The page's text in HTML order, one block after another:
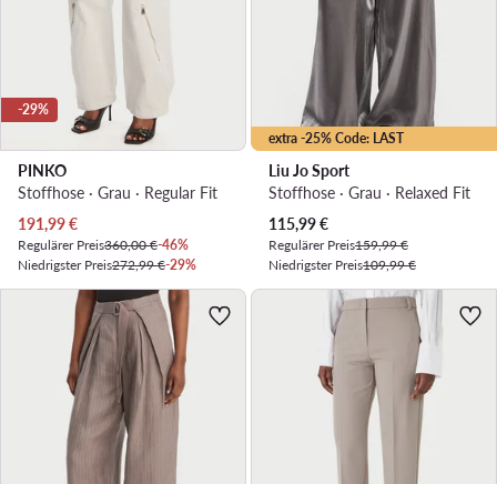
-29%
PINKO
Stoffhose · Grau · Regular Fit
Aktueller Preis
191,99€
Regulärer Preis360,00 €-46%
Niedrigster Preis272,99 €-29%
extra -25% Code: LAST
Liu Jo Sport
Stoffhose · Grau · Relaxed Fit
Aktueller Preis
115,99€
Regulärer Preis159,99 €
Niedrigster Preis109,99 €